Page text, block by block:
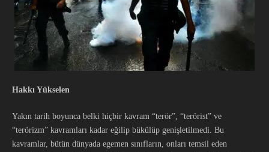
Hakkı Yükselen
Yakın tarih boyunca belki hiçbir kavram “terör”, “terörist” ve
“terörizm” kavramları kadar eğilip bükülüp genişletilmedi. Bu
kavramlar, bütün dünyada egemen sınıfların, onları temsil eden